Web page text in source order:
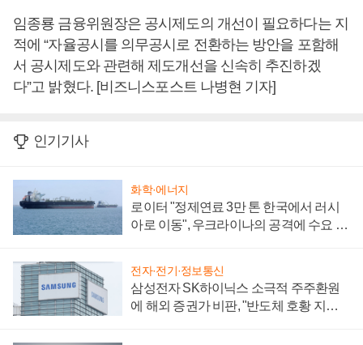
임종룡 금융위원장은 공시제도의 개선이 필요하다는 지
적에 “자율공시를 의무공시로 전환하는 방안을 포함해
서 공시제도와 관련해 제도개선을 신속히 추진하겠
다”고 밝혔다. [비즈니스포스트 나병현 기자]
인기기사
화학·에너지
로이터 "정제연료 3만 톤 한국에서 러시
아로 이동", 우크라이나의 공격에 수요 늘
전자·전기·정보통신
삼성전자 SK하이닉스 소극적 주주환원
에 해외 증권가 비판, "반도체 호황 지속